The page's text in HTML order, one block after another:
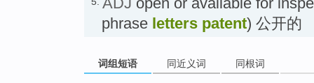
phrase letters patent) 公开的
词组短语 同近义词 同根词